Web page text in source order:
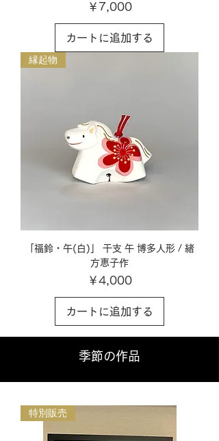
価格
￥7,000
カートに追加する
縁起物
「福鈴・午(白)」 干支 午 博多人形 / 緒
方恵子作
価格
￥4,000
カートに追加する
季節の作品
特別販売